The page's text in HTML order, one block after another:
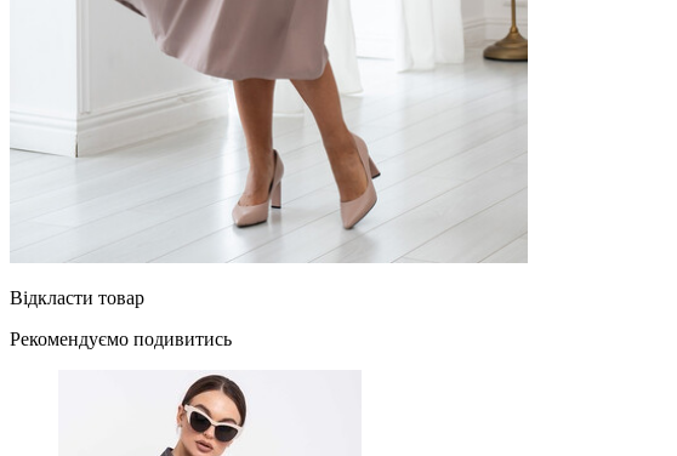
Відкласти товар
Рекомендуємо подивитись